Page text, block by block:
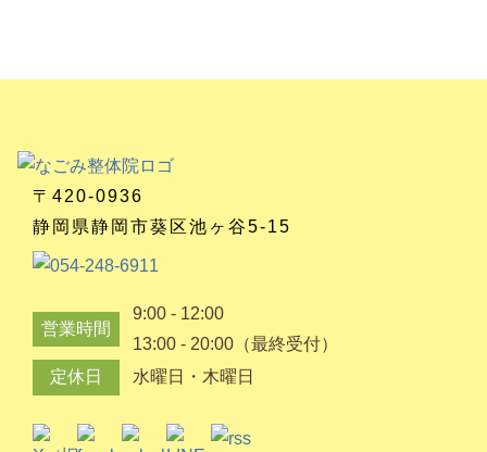
〒420-0936
静岡県静岡市葵区池ヶ谷5-15
営業時間
9:00 - 12:00
13:00 - 20:00（最終受付）
定休日
水曜日・木曜日